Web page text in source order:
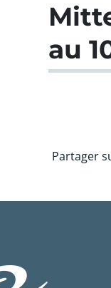
au
Partager